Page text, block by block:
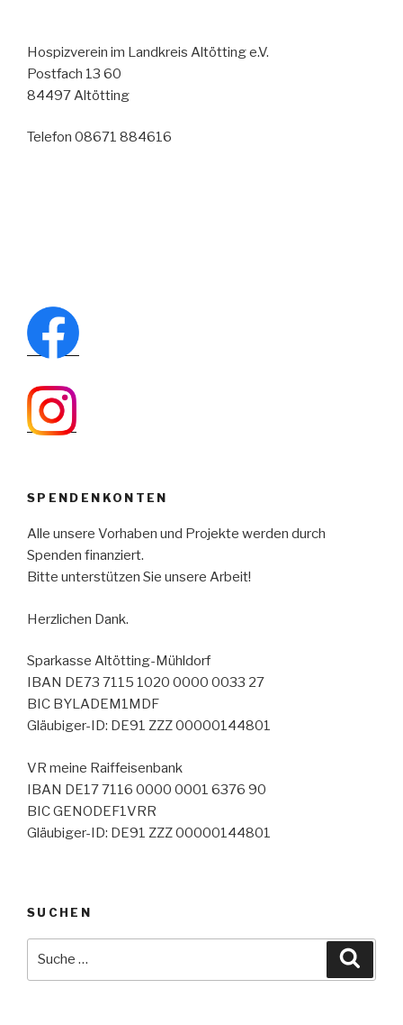
Hospizverein im Landkreis Altötting e.V.
Postfach 13 60
84497 Altötting
Telefon 08671 884616
SPENDENKONTEN
Alle unsere Vorhaben und Projekte werden durch
Spenden finanziert.
Bitte unterstützen Sie unsere Arbeit!
Herzlichen Dank.
Sparkasse Altötting-Mühldorf
IBAN DE73 7115 1020 0000 0033 27
BIC BYLADEM1MDF
Gläubiger-ID: DE91 ZZZ 00000144801
VR meine Raiffeisenbank
IBAN DE17 7116 0000 0001 6376 90
BIC GENODEF1VRR
Gläubiger-ID: DE91 ZZZ 00000144801
SUCHEN